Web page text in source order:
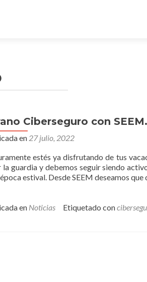
Ciberseguro con SEEM.
en 27 julio, 2022
estés ya disfrutando de tus
la guardia y debemos seguir siendo
estival. Desde SEEM deseamos
en Noticias Etiquetado con